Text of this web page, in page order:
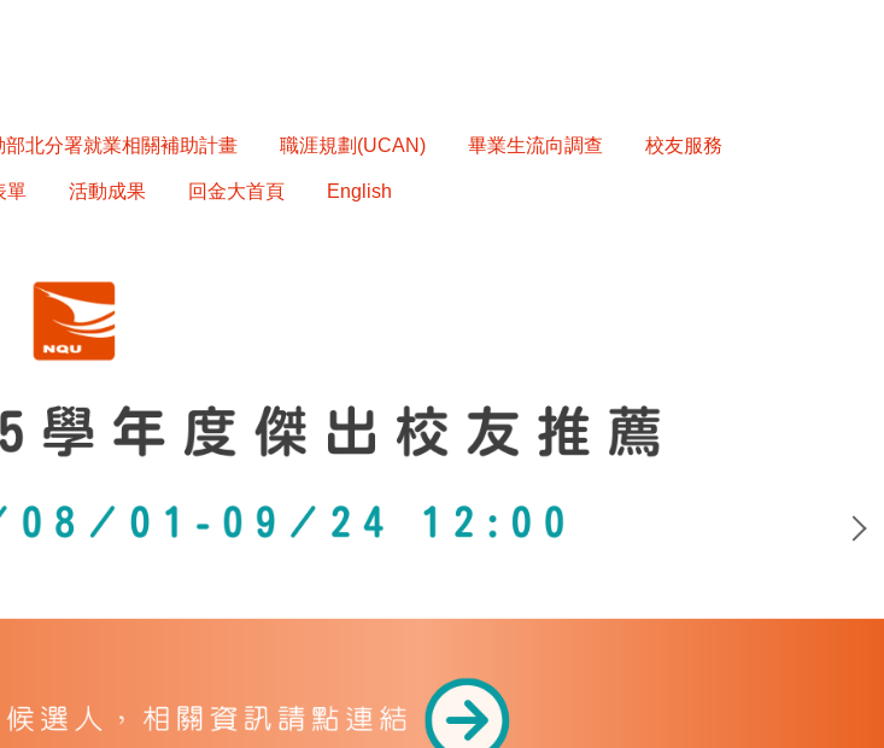
部北分署就業相關補助計畫 職涯規劃(UCAN) 畢業生流向調查 校友服務
單 活動成果 回金大首頁 English